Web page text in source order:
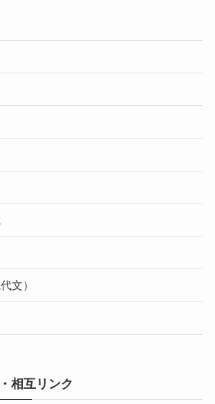
文）
相互リンク